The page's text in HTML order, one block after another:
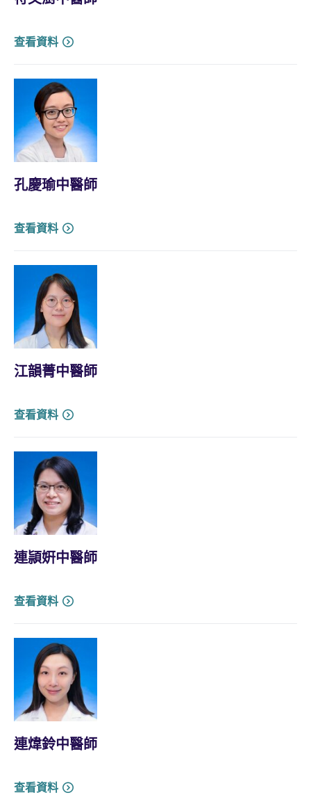
查看資料
孔慶瑜中醫師
查看資料
江韻菁中醫師
查看資料
連頴姸中醫師
查看資料
連煒鈴中醫師
查看資料